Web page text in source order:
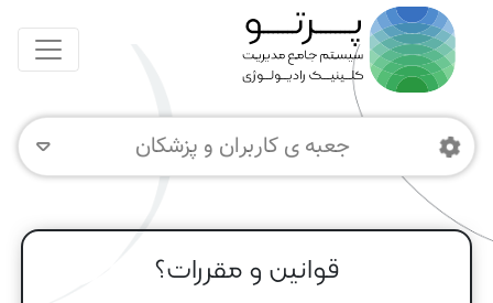
جعبه ی کاربران و پزشکان
قوانین و مقررات؟